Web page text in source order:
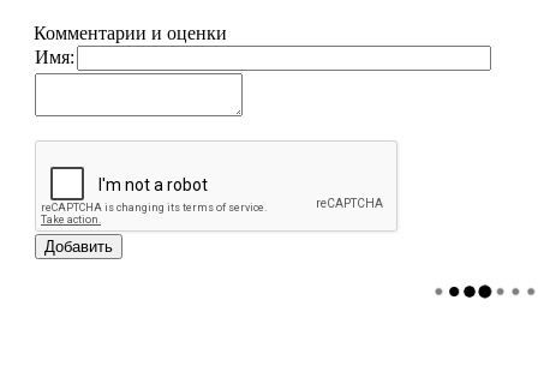
Комментарии и оценки
Имя: